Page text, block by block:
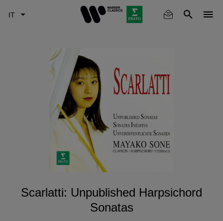
Scarlatti: Unpublished Harpsichord
Sonatas